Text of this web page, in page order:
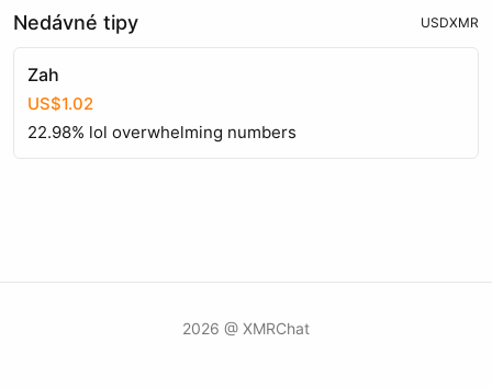
Nedávné tipy USDXMR
Zah
US$1.02
22.98% lol overwhelming numbers
2026 @ XMRChat